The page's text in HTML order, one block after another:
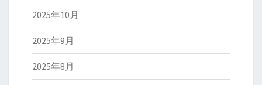
2025年10月
2025年9月
2025年8月